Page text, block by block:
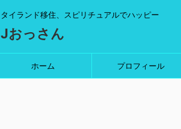
タイランド移住、スピリチュアルでハッピー
Jおっさん
ホーム プロフィール